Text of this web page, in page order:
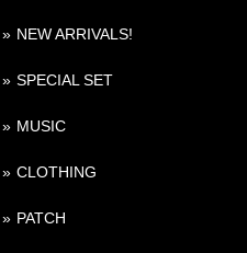
NEW ARRIVALS!
SPECIAL SET
MUSIC
CLOTHING
PATCH